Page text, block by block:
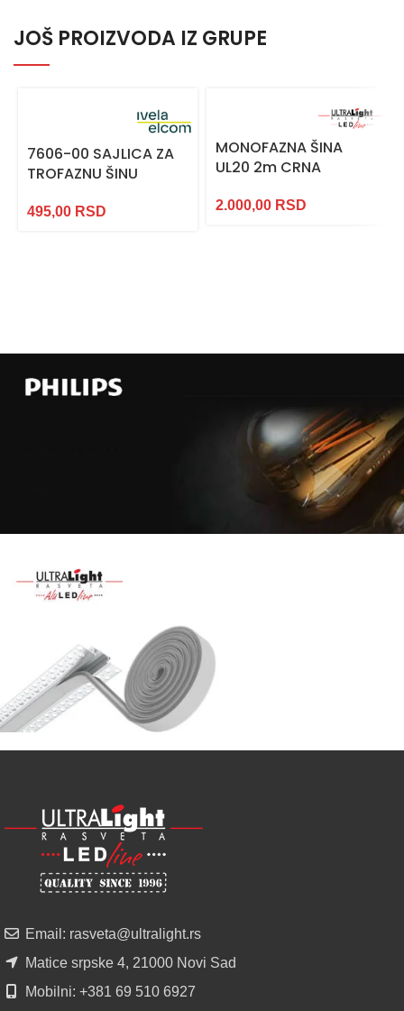
JOŠ PROIZVODA IZ GRUPE
7606-00 SAJLICA ZA
TROFAZNU ŠINU
495,00 RSD
MONOFAZNA ŠINA
UL20 2m CRNA
2.000,00 RSD
Najveći
izbor
SIJALICA
u
regionu
LED
PROFILI
TRIMLESS
DIFUZOROM
POGLEDAJ
Email: rasveta@ultralight.rs
Matice srpske 4, 21000 Novi Sad
Mobilni: +381 69 510 6927